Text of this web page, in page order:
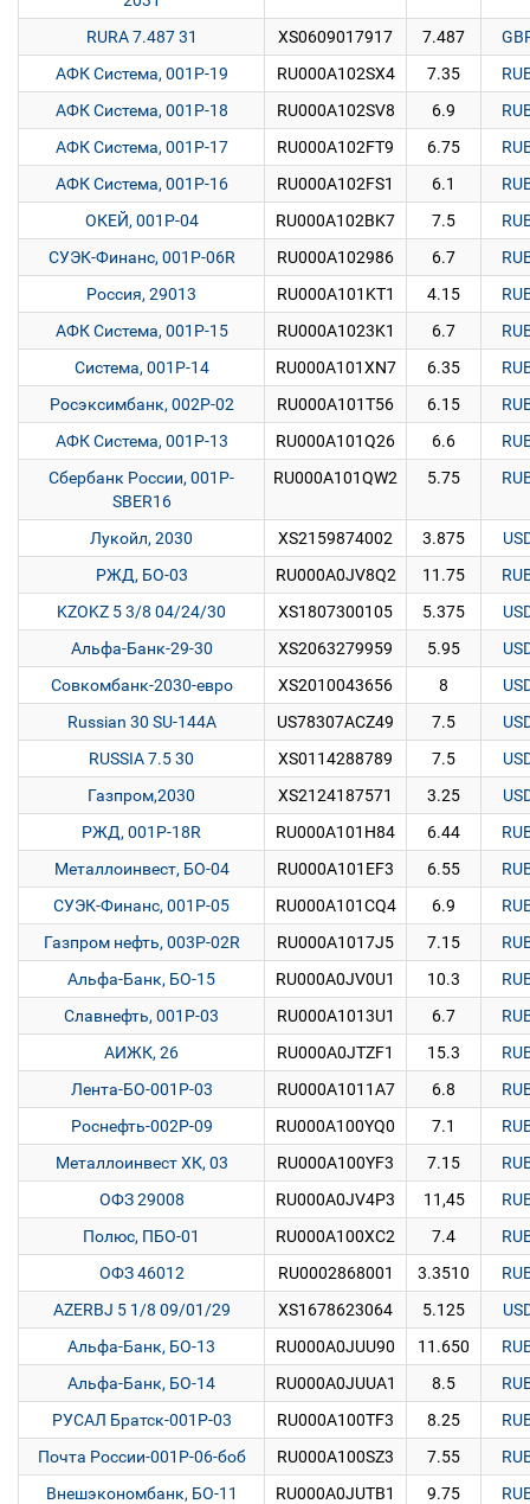
RURA 7.487 31
XS0609017917 7.487
АФК Система, 001P-19
RU000A102SX4 7.35
АФК Система, 001P-18
RU000A102SV8 6.9
АФК Система, 001P-17
RU000A102FT9 6.75
АФК Система, 001P-16
RU000A102FS1 6.1
ОКЕЙ, 001P-04
RU000A102BK7 7.5
СУЭК-Финанс, 001Р-06R
RU000A102986 6.7
Россия, 29013
RU000A101KT1 4.15
АФК Система, 001Р-15
RU000A1023K1 6.7
Система, 001Р-14
RU000A101XN7 6.35
Росэксимбанк, 002Р-02
RU000A101T56 6.15
АФК Система, 001P-13
RU000A101Q26 6.6
Сбербанк России, 001P-
SBER16
RU000A101QW2 5.75
Лукойл, 2030 XS2159874002 3.875
РЖД, БО-03
RU000A0JV8Q2 11.75
KZOKZ 5 3/8 04/24/30
XS1807300105 5.375
Альфа-Банк-29-30
XS2063279959 5.95
Совкомбанк-2030-евро
XS2010043656 8
Russian 30 SU-144A
US78307ACZ49 7.5
RUSSIA 7.5 30
XS0114288789 7.5
Газпром,2030
XS2124187571 3.25
РЖД, 001P-18R
RU000A101H84 6.44
Металлоинвест, БО-04
RU000A101EF3 6.55
СУЭК-Финанс, 001P-05
RU000A101CQ4 6.9
Газпром нефть, 003P-02R
RU000A1017J5 7.15
Альфа-Банк, БО-15
RU000A0JV0U1 10.3
Славнефть, 001P-03
RU000A1013U1 6.7
АИЖК, 26
RU000A0JTZF1 15.3
Лента-БО-001Р-03
RU000A1011A7 6.8
Роснефть-002Р-09
RU000A100YQ0 7.1
Металлоинвест ХК, 03
RU000A100YF3 7.15
ОФЗ 29008
RU000A0JV4P3 11,45
Полюс, ПБО-01
RU000A100XC2 7.4
ОФЗ 46012
RU0002868001 3.3510
AZERBJ 5 1/8 09/01/29
XS1678623064 5.125
Альфа-Банк, БО-13
RU000A0JUU90 11.650
Альфа-Банк, БО-14
RU000A0JUUA1 8.5
РУСАЛ Братск-001Р-03
RU000A100TF3 8.25
Почта России-001Р-06-боб
RU000A100SZ3 7.55
Внешэкономбанк, БО-11
RU000A0JUTB1 9.75